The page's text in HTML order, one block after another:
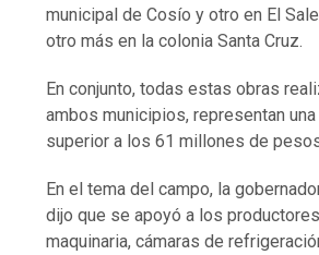
municipal de Cosío y otro en El
otro más en la colonia Santa Cruz.
En conjunto, todas estas obras
ambos municipios, representan
superior a los 61 millones de
En el tema del campo, la
dijo que se apoyó a los
maquinaria, cámaras de